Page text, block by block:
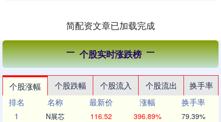
简配资文章已加载完成
个股实时涨跌榜
个股涨幅 个股跌幅 个股流入 个股流出
换手率
排名
名称 最新价 涨幅
换手率
1
N展芯 116.52 396.89% 79.39%